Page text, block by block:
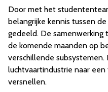
Door met het
belangrijke kennis tussen
gedeeld. De samenwerking
de komende maanden op
verschillende
luchtvaartindustrie naar
versnellen.